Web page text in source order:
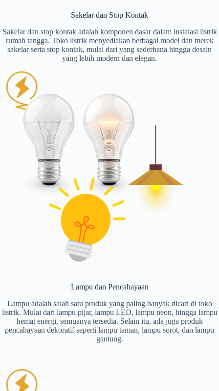
Sakelar dan Stop Kontak
Sakelar dan stop kontak adalah komponen dasar dalam instalasi listrik
rumah tangga. Toko listrik menyediakan berbagai model dan merek
sakelar serta stop kontak, mulai dari yang sederhana hingga desain
yang lebih modern dan elegan.
Lampu dan Pencahayaan
Lampu adalah salah satu produk yang paling banyak dicari di toko
listrik. Mulai dari lampu pijar, lampu LED, lampu neon, hingga lampu
hemat energi, semuanya tersedia. Selain itu, ada juga produk
pencahayaan dekoratif seperti lampu taman, lampu sorot, dan lampu
gantung.